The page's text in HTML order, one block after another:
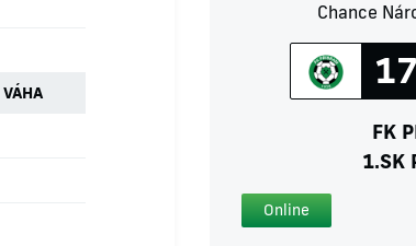
VÁHA
Chance
FK
1.SK
Online